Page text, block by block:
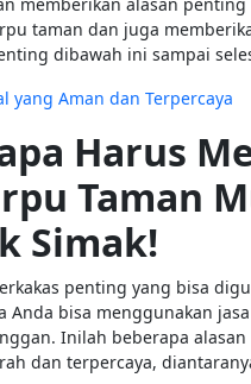
taman dan juga
dibawah ini sampai
yang Aman dan Terpercaya
Harus
Taman
Simak!
penting yang bisa
Anda bisa menggunakan
Inilah beberapa
dan terpercaya,